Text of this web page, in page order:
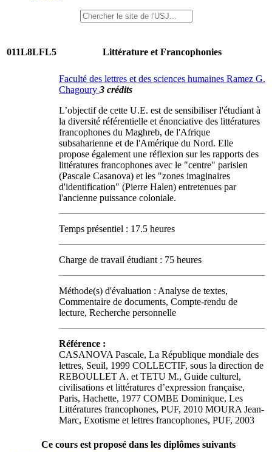
011L8LFL5 Littérature et Francophonies
Faculté des lettres et des sciences humaines Ramez G.
Chagoury 3 crédits
L’objectif de cette U.E. est de sensibiliser l'étudiant à
la diversité référentielle et énonciative des littératures
francophones du Maghreb, de l'Afrique
subsaharienne et de l'Amérique du Nord. Elle
propose également une réflexion sur les rapports des
littératures francophones avec le "centre" parisien
(Pascale Casanova) et les "zones imaginaires
d'identification" (Pierre Halen) entretenues par
l'ancienne puissance coloniale.
Temps présentiel : 17.5 heures
Charge de travail étudiant : 75 heures
Méthode(s) d'évaluation : Analyse de textes,
Commentaire de documents, Compte-rendu de
lecture, Recherche personnelle
Référence :
CASANOVA Pascale, La République mondiale des
lettres, Seuil, 1999 COLLECTIF, sous la direction de
REBOULLET A. et TETU M., Guide culturel,
civilisations et littératures d’expression française,
Paris, Hachette, 1977 COMBE Dominique, Les
Littératures francophones, PUF, 2010 MOURA Jean-
Marc, Exotisme et lettres francophones, PUF, 2003
Ce cours est proposé dans les diplômes suivants